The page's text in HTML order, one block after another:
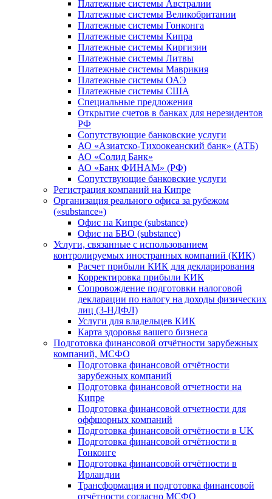
Платежные системы Австралии
Платежные системы Великобритании
Платежные системы Гонконга
Платежные системы Кипра
Платежные системы Киргизии
Платежные системы Литвы
Платежные системы Маврикия
Платежные системы ОАЭ
Платежные системы США
Специальные предложения
Открытие счетов в банках для нерезидентов
РФ
Сопутствующие банковские услуги
АО «Азиатско-Тихоокеанский банк» (АТБ)
АО «Солид Банк»
АО «Банк ФИНАМ» (РФ)
Сопутствующие банковские услуги
Регистрация компаний на Кипре
Организация реального офиса за рубежом
(«substance»)
Офис на Кипре (substance)
Офис на БВО (substance)
Услуги, связанные с использованием
контролируемых иностранных компаний (КИК)
Расчет прибыли КИК для декларирования
Корректировка прибыли КИК
Сопровождение подготовки налоговой
декларации по налогу на доходы физических
лиц (3-НДФЛ)
Услуги для владельцев КИК
Карта здоровья вашего бизнеса
Подготовка финансовой отчётности зарубежных
компаний, МСФО
Подготовка финансовой отчётности
зарубежных компаний
Подготовка финансовой отчетности на
Кипре
Подготовка финансовой отчетности для
оффшорных компаний
Подготовка финансовой отчётности в UK
Подготовка финансовой отчётности в
Гонконге
Подготовка финансовой отчётности в
Ирландии
Трансформация и подготовка финансовой
отчётности согласно МСФО